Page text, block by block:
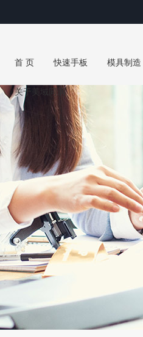
首 页 快速手板 模具制造
关于美域同润